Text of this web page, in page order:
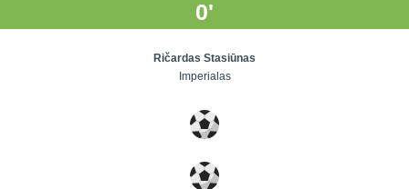
0'
Ričardas Stasiūnas
Imperialas